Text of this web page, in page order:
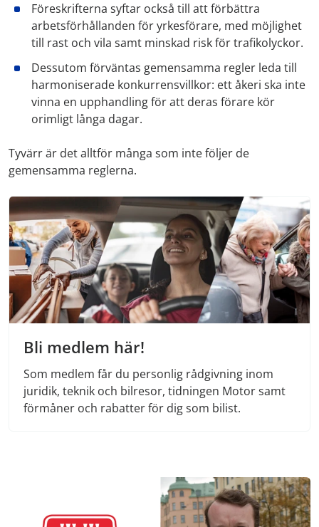
Föreskrifterna syftar också till att förbättra
arbetsförhållanden för yrkesförare, med möjlighet
till rast och vila samt minskad risk för trafikolyckor.
Dessutom förväntas gemensamma regler leda till
harmoniserade konkurrensvillkor: ett åkeri ska inte
vinna en upphandling för att deras förare kör
orimligt långa dagar.
Tyvärr är det alltför många som inte följer de
gemensamma reglerna.
Bli medlem här!
Som medlem får du personlig rådgivning inom
juridik, teknik och bilresor, tidningen Motor samt
förmåner och rabatter för dig som bilist.